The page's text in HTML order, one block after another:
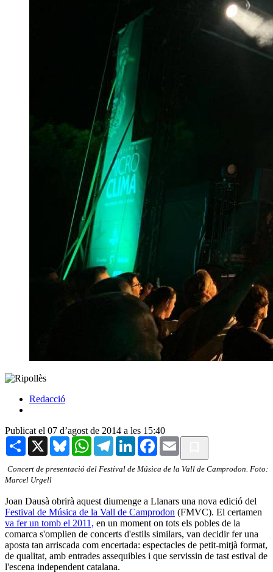
Redacció
Publicat el 07 d’agost de 2014 a les 15:40
Share X BlueskyWhatsAppTelegramLinkedInFacebook
Email
Concert de presentació del Festival de Música de la Vall de Camprodon. Foto:
Marcel Urgell
Joan Dausà obrirà aquest diumenge a Llanars una nova edició del
Festival de Música de la Vall de Camprodon (FMVC). El certamen
va fer un tomb el 2011, en un moment on tots els pobles de la
comarca s'omplien de concerts d'estils similars, van decidir fer una
aposta tan arriscada com encertada: espectacles de petit-mitjà format,
de qualitat, amb entrades assequibles i que servissin de tast estival de
l'escena independent catalana.